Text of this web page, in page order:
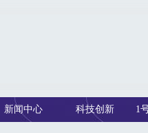
新闻中心 科技创新 1